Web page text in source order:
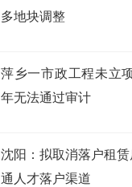
多地块调整
萍乡一市政工程未立
年无法通过审计
沈阳：拟取消落户租
通人才落户渠道